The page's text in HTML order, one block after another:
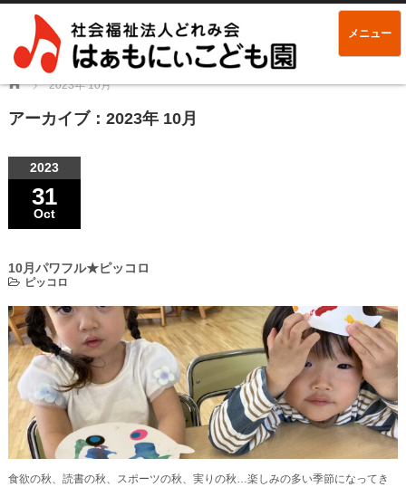
メニュー
Home 2023年 10月
アーカイブ：2023年 10月
2023
31
Oct
10月パワフル★ピッコロ
ピッコロ
食欲の秋、読書の秋、スポーツの秋、実りの秋…楽しみの多い季節になってき